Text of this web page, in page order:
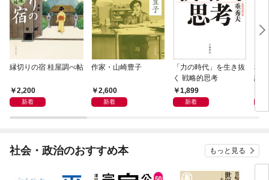
縁切りの宿 桂屋調べ帖
2,200
新着
作家・山崎豊子
2,600
新着
「力の時代」を生き抜
く 戦略的思考
1,899
新着
本
話）
社会・政治のおすすめ本 もっと見る